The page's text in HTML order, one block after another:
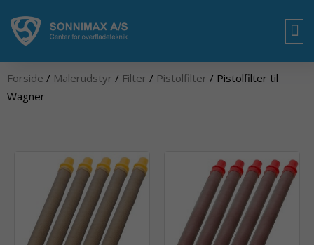
indholdet
Forside / Malerudstyr / Filter / Pistolfilter / Pistolfilter til
Wagner